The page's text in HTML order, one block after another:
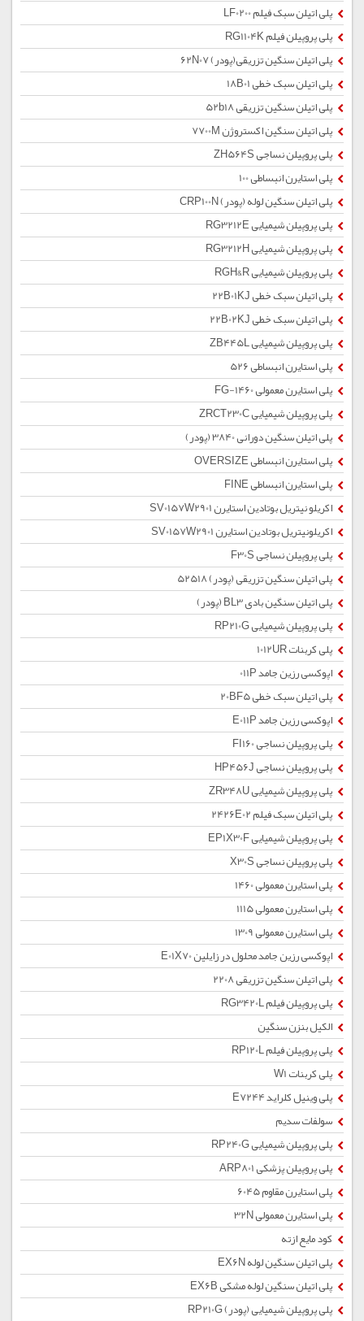
پلی اتیلن سبک فیلم LF0200
پلی پروپیلن فیلم RG1104K
پلی اتیلن سنگین تزریقی(پودر) 62N07
پلی اتیلن سبک خطی 18B01
پلی اتیلن سنگین تزریقی 52b18
پلی اتیلن سنگین اکستروژن 7700M
پلی پروپیلن نساجی ZH564S
پلی استایرن انبساطی 100
پلی اتیلن سنگین لوله (پودر) CRP100N
پلی پروپیلن شیمیایی RG3212E
پلی پروپیلن شیمیایی RG3212H
پلی پروپیلن شیمیایی RGH&R
پلی اتیلن سبک خطی 22B01KJ
پلی اتیلن سبک خطی 22B02KJ
پلی پروپیلن شیمیایی ZB445L
پلی استایرن انبساطی 526
پلی استایرن معمولی 1460-FG
پلی پروپیلن شیمیایی ZRCT230C
پلی اتیلن سنگین دورانی 3840 (پودر)
پلی استایرن انبساطی OVERSIZE
پلی استایرن انبساطی FINE
اکریلو نیتریل بوتادین استایرن SV0157W2901
اکریلونیتریل بوتادین استایرن SV0157W2901
پلی پروپیلن نساجی F30S
پلی اتیلن سنگین تزریقی (پودر) 52518
پلی اتیلن سنگین بادی BL3 (پودر)
پلی پروپیلن شیمیایی RP210G
پلی کربنات 1012UR
اپوکسی رزین جامد 011P
پلی اتیلن سبک خطی 20BF5
اپوکسی رزین جامد E011P
پلی پروپیلن نساجی FI160
پلی پروپیلن نساجی HP456J
پلی پروپیلن شیمیایی ZR348U
پلی اتیلن سبک فیلم 2426E02
پلی پروپیلن شیمیایی EP1X30F
پلی پروپیلن نساجی X30S
پلی استایرن معمولی 1460
پلی استایرن معمولی 1115
پلی استایرن معمولی 1309
اپوکسی رزین جامد محلول در زایلین E01X70
پلی اتیلن سنگین تزریقی 2208
پلی پروپیلن فیلم RG3420L
الکیل بنزن سنگین
پلی پروپیلن فیلم RP120L
پلی کربنات W1
پلی وینیل کلراید E7244
سولفات سدیم
پلی پروپیلن شیمیایی RP240G
پلی پروپیلن پزشکی ARP801
پلی استایرن مقاوم 6045
پلی استایرن معمولی 32N
کود مایع ازته
پلی اتیلن سنگین لوله EX6N
پلی اتیلن سنگین لوله مشکی EX6B
پلی پروپیلن شیمیایی (پودر) RP210G